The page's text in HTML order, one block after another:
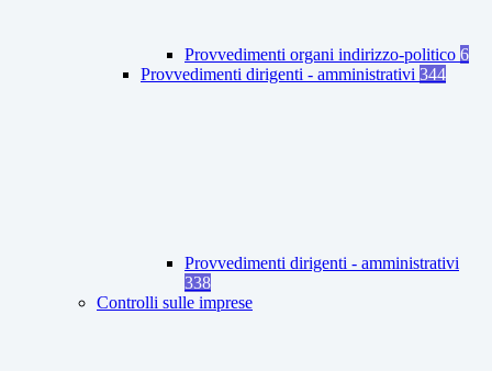
Provvedimenti organi indirizzo-politico 6
Provvedimenti dirigenti - amministrativi 344
Provvedimenti dirigenti - amministrativi
338
Controlli sulle imprese